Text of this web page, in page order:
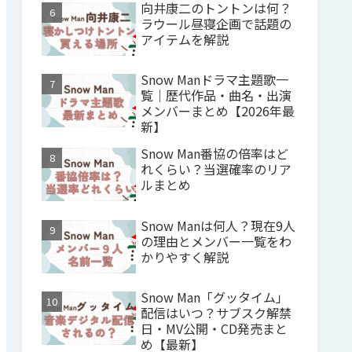
向井康二のトントンは何？
ラウール昼寝企画で話題の
アイテムを解説
Snow Manドラマ主題歌一
覧｜歴代作品・曲名・出演
メンバーまとめ【2026年最
新】
Snow Man番協の倍率はど
れくらい？当選確率のリア
ルまとめ
Snow Manは何人？現在9人
の理由とメンバー一覧をわ
かりやすく解説
Snow Man「グッタイム」
配信はいつ？サブスク解禁
日・MV公開・CD発売まと
め【最新】